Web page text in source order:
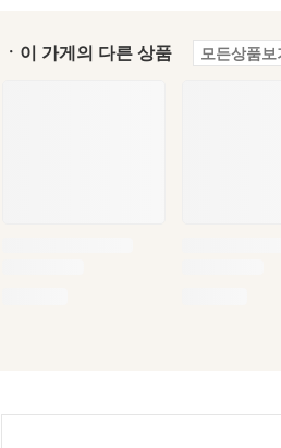
ㆍ이 가게의 다른 상품 모든상품보